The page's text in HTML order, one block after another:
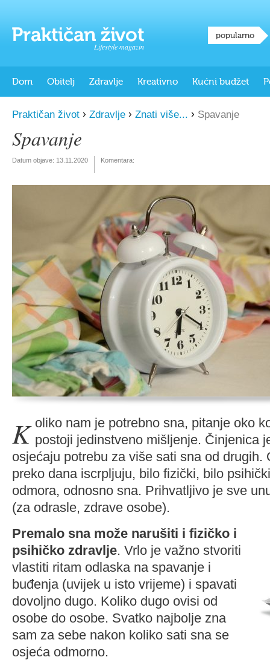
Lifestyle magazin
popularno
Dom Obitelj Zdravlje Kreativno Kućni budžet
Praktičan život › Zdravlje › Znati više... › Spavanje
Spavanje
Datum objave: 13.11.2020 Komentara:
Koliko nam je potrebno sna, pitanje oko kojeg još uvijek ne postoji jedinstveno mišljenje. Činjenica
osjećaju potrebu za više sati sna od drugih.
preko dana iscrpljuju, bilo fizički, bilo
odmora, odnosno sna. Prihvatljivo je sve
(za odrasle, zdrave osobe).
Premalo sna može narušiti i fizičko i
psihičko zdravlje. Vrlo je važno stvoriti
vlastiti ritam odlaska na spavanje i
buđenja (uvijek u isto vrijeme) i spavati
dovoljno dugo. Koliko dugo ovisi od
osobe do osobe. Svatko najbolje zna
sam za sebe nakon koliko sati sna se
osjeća odmorno.